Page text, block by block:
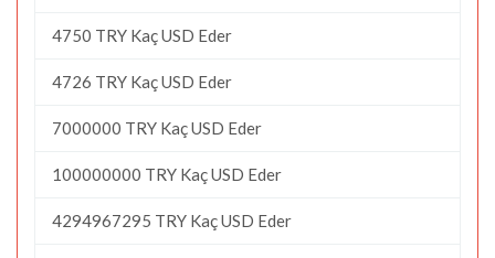
4750 TRY Kaç USD Eder
4726 TRY Kaç USD Eder
7000000 TRY Kaç USD Eder
100000000 TRY Kaç USD Eder
4294967295 TRY Kaç USD Eder